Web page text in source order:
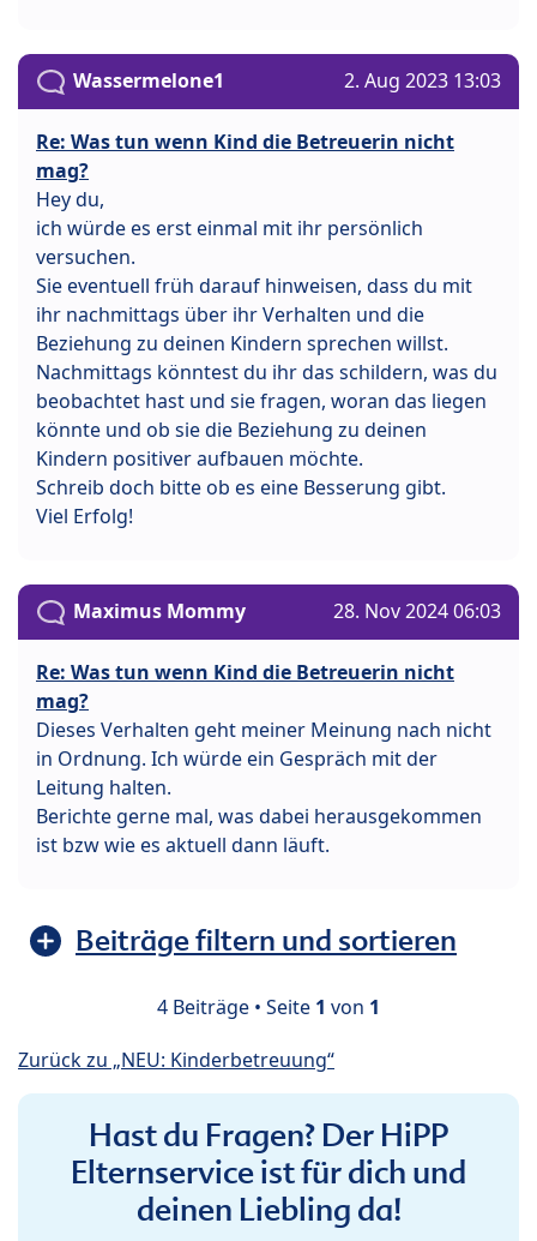
Wassermelone1 2. Aug 2023 13:03
Re: Was tun wenn Kind die Betreuerin nicht
mag?
Hey du,
ich würde es erst einmal mit ihr persönlich
versuchen.
Sie eventuell früh darauf hinweisen, dass du mit
ihr nachmittags über ihr Verhalten und die
Beziehung zu deinen Kindern sprechen willst.
Nachmittags könntest du ihr das schildern, was du
beobachtet hast und sie fragen, woran das liegen
könnte und ob sie die Beziehung zu deinen
Kindern positiver aufbauen möchte.
Schreib doch bitte ob es eine Besserung gibt.
Viel Erfolg!
Maximus Mommy 28. Nov 2024 06:03
Re: Was tun wenn Kind die Betreuerin nicht
mag?
Dieses Verhalten geht meiner Meinung nach nicht
in Ordnung. Ich würde ein Gespräch mit der
Leitung halten.
Berichte gerne mal, was dabei herausgekommen
ist bzw wie es aktuell dann läuft.
Beiträge filtern und sortieren
4 Beiträge • Seite 1 von 1
Zurück zu „NEU: Kinderbetreuung“
Hast du Fragen? Der HiPP
Elternservice ist für dich und
deinen Liebling da!